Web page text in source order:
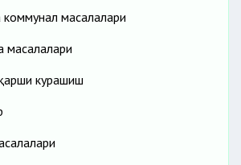
масалалари
масалалари
курашиш